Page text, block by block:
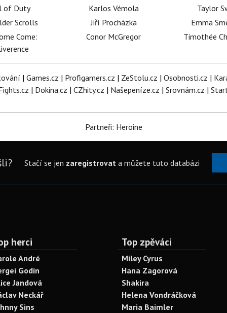
of Duty
Scrolls
Come:
Karlos Vémola
Jiří Procházka
Conor McGregor
Taylor
Emma
Timothée
| Games.cz | Profigamers.cz | ZeStolu.cz | Osobnosti.cz |
| Dokina.cz | CZhity.cz | Našepeníze.cz | Srovnám.cz |
Partneři: Heroine
Stačí se jen zaregistrovata můžete tuto databázi
herci
André
Godin
Jandová
Neckář
Sins
Top zpěváci
Miley Cyrus
Hana Zagorová
Shakira
Helena Vondráčková
Maria Baimler